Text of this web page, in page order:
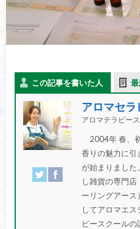
この記事を書いた人
アロマセ
アロマテラピー
2004年 春、初
香りの魅力に引
が始まりまし
し雑貨の専門
ーリングアース
してアロマエ
ピースクール